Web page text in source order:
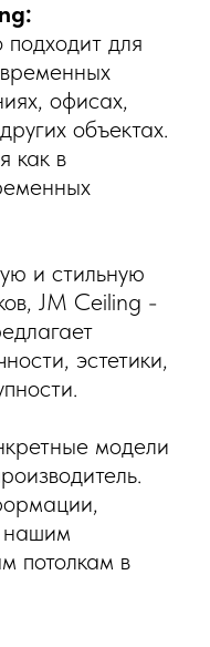
для
офисах,
объектах.
как в
и стильную
JM Ceiling -
эстетики,
модели
нашим
потолкам в